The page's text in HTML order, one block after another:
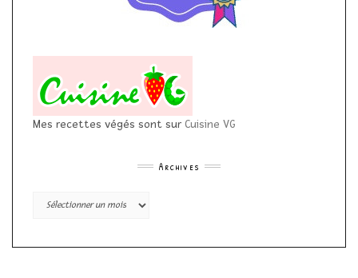
Mes recettes végés sont sur Cuisine VG
Archives
Archives